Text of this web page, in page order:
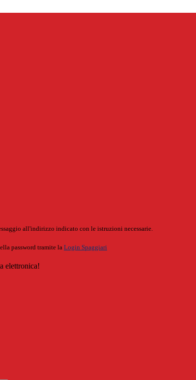
all'indirizzo indicato con le istruzioni necessarie.
password tramite la Login Spaggiari
elettronica!